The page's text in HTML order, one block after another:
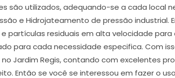
utilizados, adequando-se a cada local
e Hidrojateamento de pressão industrial.
partículas residuais em alta velocidade
para cada necessidade especifica. Com
Jardim Regis, contando com excelentes
Então se você se interessou em fazer o